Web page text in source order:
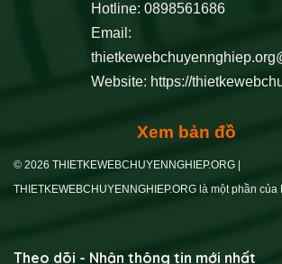
Hotline: 0898561686
Email:
Website: https://
Xem bản đồ
© 2026 THIETKEWEBCHUYENNGHIEP.ORG |
THIETKEWEBCHUYENNGHIEP.ORG là một phần của
Theo dõi - Nhận thông tin mới nhất